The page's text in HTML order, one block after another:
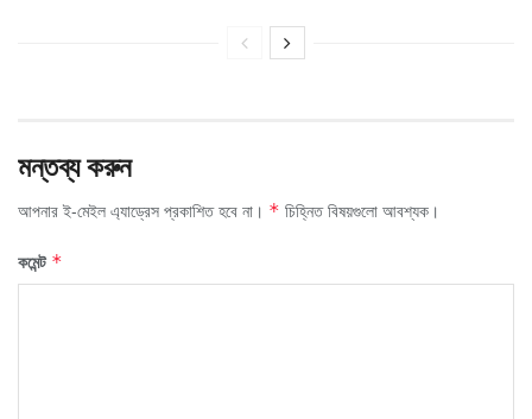
মন্তব্য করুন
আপনার ই-মেইল এ্যাড্রেস প্রকাশিত হবে না। * চিহ্নিত বিষয়গুলো আবশ্যক।
কমেন্ট *